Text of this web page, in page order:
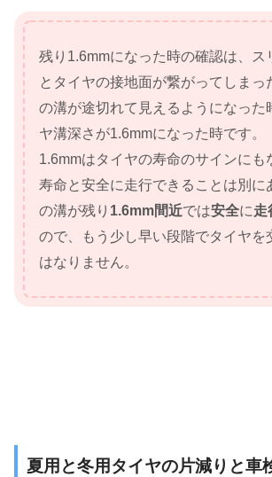
残り1.6mmになった時の確認は、ス
とタイヤの接地面が繋がってしまっ
の溝が途切れて見えるようになった
ヤ溝深さが1.6mmになった時です。
1.6mmはタイヤの寿命のサインにも
寿命と安全に走行できることは別に
の溝が残り 1.6mm間近では安全に走
ので、もう少し早い段階でタイヤを
はなりません。
夏用と冬用タイヤの片減りと車